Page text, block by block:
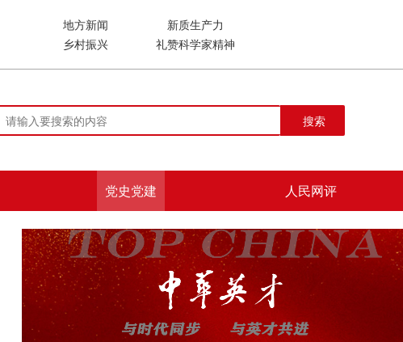
地方新闻
新质生产力
乡村振兴 礼赞科学家精神
搜索
党史党建 人民网评